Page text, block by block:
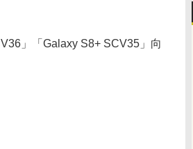
」「Galaxy S8+ SCV35」向